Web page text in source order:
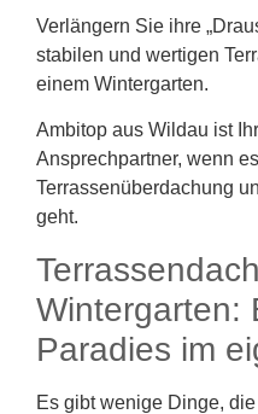
Verlängern Sie ihre
stabilen und wertigen
einem Wintergarten.
Ambitop aus Wildau ist
Ansprechpartner, wenn
Terrassenüberdachung
geht.
Wintergarten:
Paradies im
Es gibt wenige Dinge,